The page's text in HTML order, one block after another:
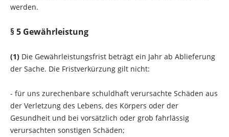
werden.
§ 5 Gewährleistung
(1) Die Gewährleistungsfrist beträgt ein Jahr ab Ablieferung
der Sache. Die Fristverkürzung gilt nicht:
- für uns zurechenbare schuldhaft verursachte Schäden aus
der Verletzung des Lebens, des Körpers oder der
Gesundheit und bei vorsätzlich oder grob fahrlässig
verursachten sonstigen Schäden;